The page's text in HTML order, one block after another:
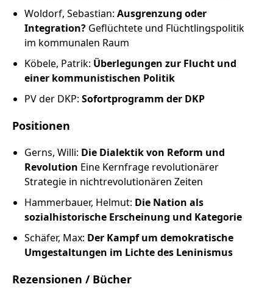
Woldorf, Sebastian: Ausgrenzung oder
Integration? Geflüchtete und Flüchtlingspolitik
im kommunalen Raum
Köbele, Patrik: Überlegungen zur Flucht und
einer kommunistischen Politik
PV der DKP: Sofortprogramm der DKP
Positionen
Gerns, Willi: Die Dialektik von Reform und
Revolution Eine Kernfrage revolutionärer
Strategie in nichtrevolutionären Zeiten
Hammerbauer, Helmut: Die Nation als
sozialhistorische Erscheinung und Kategorie
Schäfer, Max: Der Kampf um demokratische
Umgestaltungen im Lichte des Leninismus
Rezensionen / Bücher